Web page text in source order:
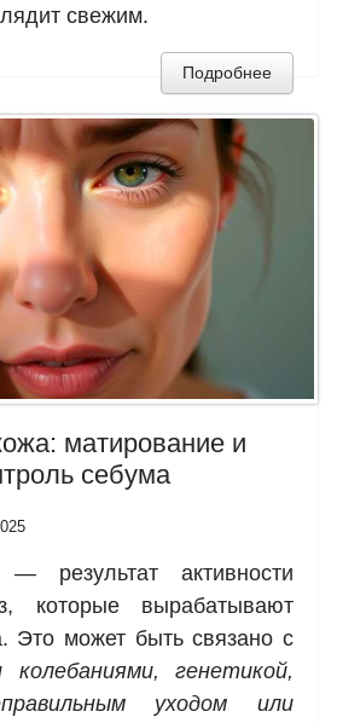
свежим.
Подробнее
матирование и
себума
результат активности
которые вырабатывают
Это может быть связано с
колебаниями, генетикой,
уходом или